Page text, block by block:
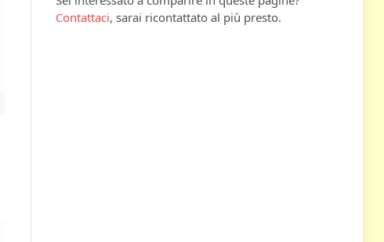
Contattaci, sarai ricontattato al più presto.